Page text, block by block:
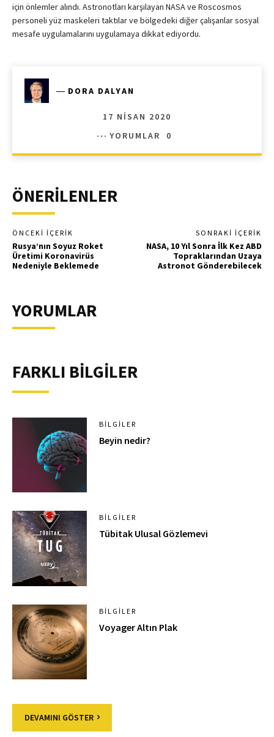
için önlemler alındı. Astronotları karşılayan NASA ve Roscosmos
personeli yüz maskeleri taktılar ve bölgedeki diğer çalışanlar sosyal
mesafe uygulamalarını uygulamaya dikkat ediyordu.
― DORA DALYAN
17 NISAN 2020
YORUMLAR
0
ÖNERİLENLER
ÖNCEKI İÇERIK
Rusya’nın Soyuz Roket
Üretimi Koronavirüs
Nedeniyle Beklemede
SONRAKI İÇERIK
NASA, 10 Yıl Sonra İlk Kez ABD
Topraklarından Uzaya
Astronot Gönderebilecek
YORUMLAR
FARKLI BİLGİLER
BILGILER
Beyin nedir?
BILGILER
Tübitak Ulusal Gözlemevi
BILGILER
Voyager Altın Plak
DEVAMINI GÖSTER